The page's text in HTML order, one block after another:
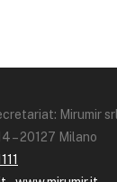
Mirumir srl
– 20127 Milano